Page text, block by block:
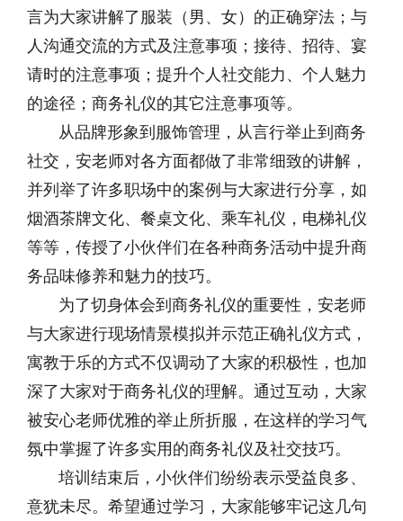
言为大家讲解了服装（男、女）的正确穿法；与
人沟通交流的方式及注意事项；接待、招待、宴
请时的注意事项；提升个人社交能力、个人魅力
的途径；商务礼仪的其它注意事项等。
从品牌形象到服饰管理，从言行举止到商务
社交，安老师对各方面都做了非常细致的讲解，
并列举了许多职场中的案例与大家进行分享，如
烟酒茶牌文化、餐桌文化、乘车礼仪，电梯礼仪
等等，传授了小伙伴们在各种商务活动中提升商
务品味修养和魅力的技巧。
为了切身体会到商务礼仪的重要性，安老师
与大家进行现场情景模拟并示范正确礼仪方式，
寓教于乐的方式不仅调动了大家的积极性，也加
深了大家对于商务礼仪的理解。通过互动，大家
被安心老师优雅的举止所折服，在这样的学习气
氛中掌握了许多实用的商务礼仪及社交技巧。
培训结束后，小伙伴们纷纷表示受益良多、
意犹未尽。希望通过学习，大家能够牢记这几句